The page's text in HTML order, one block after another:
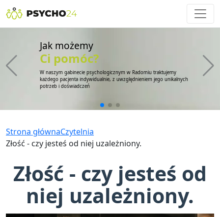
Jak możemy
Ci pomóc?
W naszym gabinecie psychologicznym w Radomiu traktujemy
każdego pacjenta indywidualnie, z uwzględnieniem jego unikalnych
potrzeb i doświadczeń
Strona głównaCzytelnia
Złość - czy jesteś od niej uzależniony.
Złość - czy jesteś od
niej uzależniony.